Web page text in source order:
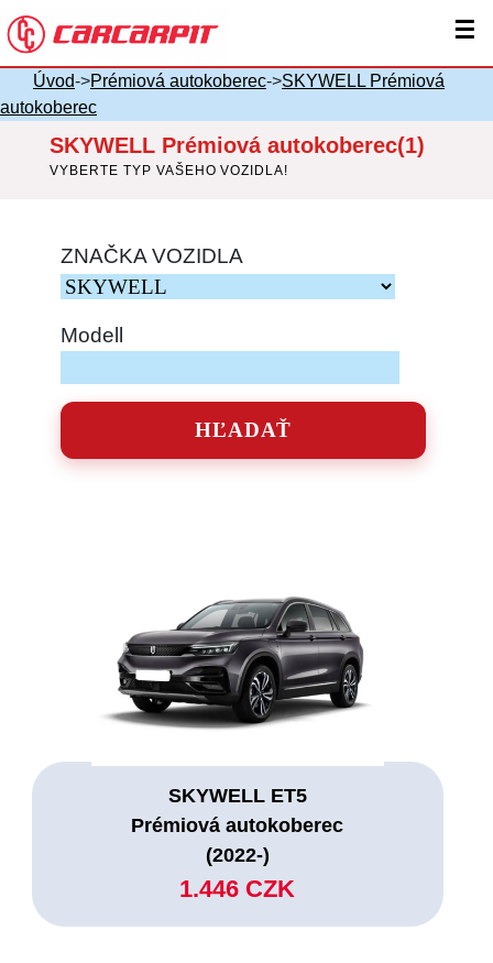
☰
Úvod->Prémiová autokoberec->SKYWELL Prémiová
autokoberec
SKYWELL Prémiová autokoberec(1)
VYBERTE TYP VAŠEHO VOZIDLA!
ZNAČKA VOZIDLA
Modell
HĽADAŤ
SKYWELL ET5
Prémiová autokoberec
(2022-)
1.446 CZK